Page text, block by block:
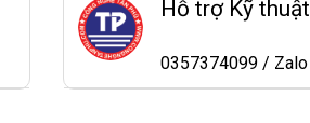
Hỗ trợ Kỹ thuật
0357374099 / Zalo